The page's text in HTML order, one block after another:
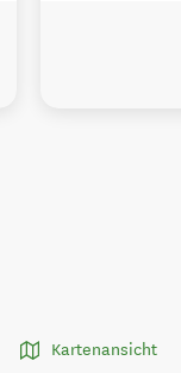
Kartenansicht